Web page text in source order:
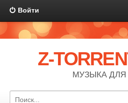
Войти
Z-
МУЗЫКА ДЛЯ